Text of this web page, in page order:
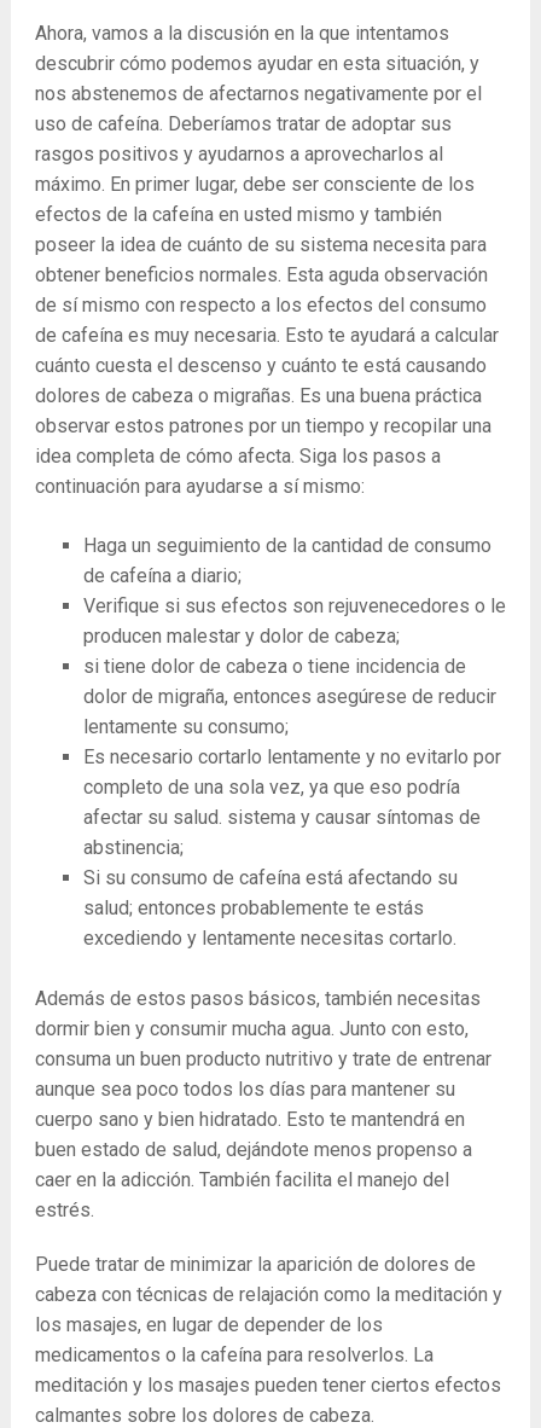
Ahora, vamos a la discusión en la que intentamos
descubrir cómo podemos ayudar en esta situación, y
nos abstenemos de afectarnos negativamente por el
uso de cafeína. Deberíamos tratar de adoptar sus
rasgos positivos y ayudarnos a aprovecharlos al
máximo. En primer lugar, debe ser consciente de los
efectos de la cafeína en usted mismo y también
poseer la idea de cuánto de su sistema necesita para
obtener beneficios normales. Esta aguda observación
de sí mismo con respecto a los efectos del consumo
de cafeína es muy necesaria. Esto te ayudará a calcular
cuánto cuesta el descenso y cuánto te está causando
dolores de cabeza o migrañas. Es una buena práctica
observar estos patrones por un tiempo y recopilar una
idea completa de cómo afecta. Siga los pasos a
continuación para ayudarse a sí mismo:
Haga un seguimiento de la cantidad de consumo
de cafeína a diario;
Verifique si sus efectos son rejuvenecedores o le
producen malestar y dolor de cabeza;
si tiene dolor de cabeza o tiene incidencia de
dolor de migraña, entonces asegúrese de reducir
lentamente su consumo;
Es necesario cortarlo lentamente y no evitarlo por
completo de una sola vez, ya que eso podría
afectar su salud. sistema y causar síntomas de
abstinencia;
Si su consumo de cafeína está afectando su
salud; entonces probablemente te estás
excediendo y lentamente necesitas cortarlo.
Además de estos pasos básicos, también necesitas
dormir bien y consumir mucha agua. Junto con esto,
consuma un buen producto nutritivo y trate de entrenar
aunque sea poco todos los días para mantener su
cuerpo sano y bien hidratado. Esto te mantendrá en
buen estado de salud, dejándote menos propenso a
caer en la adicción. También facilita el manejo del
estrés.
Puede tratar de minimizar la aparición de dolores de
cabeza con técnicas de relajación como la meditación y
los masajes, en lugar de depender de los
medicamentos o la cafeína para resolverlos. La
meditación y los masajes pueden tener ciertos efectos
calmantes sobre los dolores de cabeza.